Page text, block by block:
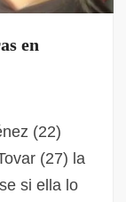
en
(22)
(27) la
si ella lo